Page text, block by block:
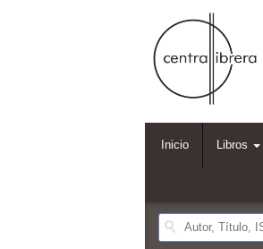
Inicio Libros